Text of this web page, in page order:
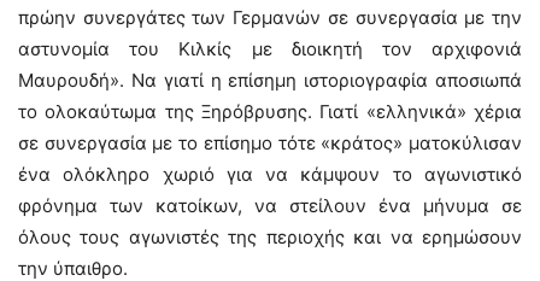
πρώην συνεργάτες των Γερμανών σε συνεργασία με την
αστυνομία του Κιλκίς με διοικητή τον αρχιφονιά
Μαυρουδή». Να γιατί η επίσημη ιστοριογραφία αποσιωπά
το ολοκαύτωμα της Ξηρόβρυσης. Γιατί «ελληνικά» χέρια
σε συνεργασία με το επίσημο τότε «κράτος» ματοκύλισαν
ένα ολόκληρο χωριό για να κάμψουν το αγωνιστικό
φρόνημα των κατοίκων, να στείλουν ένα μήνυμα σε
όλους τους αγωνιστές της περιοχής και να ερημώσουν
την ύπαιθρο.